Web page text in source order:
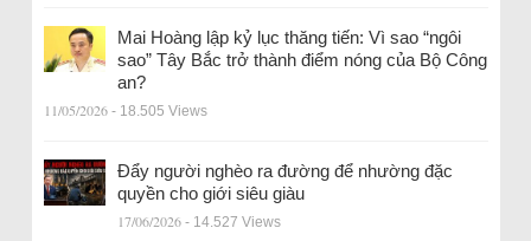
Mai Hoàng lập kỷ lục thăng tiến: Vì sao “ngôi
sao” Tây Bắc trở thành điểm nóng của Bộ Công
an?
11/05/2026 - 18.505 Views
Đẩy người nghèo ra đường để nhường đặc
quyền cho giới siêu giàu
17/06/2026 - 14.527 Views